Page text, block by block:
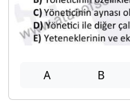
A B